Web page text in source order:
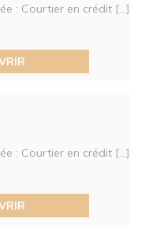
: Courtier en crédit [...]
: Courtier en crédit [...]